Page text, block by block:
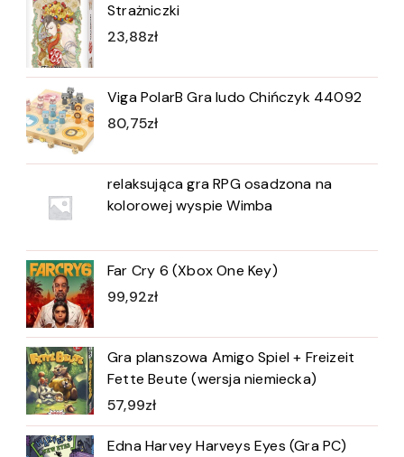
Strażniczki
23,88zł
Viga PolarB Gra ludo Chińczyk 44092
80,75zł
relaksująca gra RPG osadzona na
kolorowej wyspie Wimba
Far Cry 6 (Xbox One Key)
99,92zł
Gra planszowa Amigo Spiel + Freizeit
Fette Beute (wersja niemiecka)
57,99zł
Edna Harvey Harveys Eyes (Gra PC)